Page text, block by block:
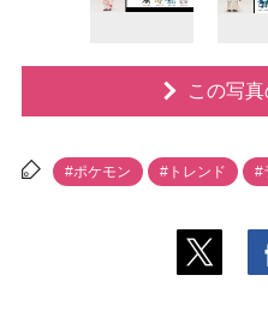
この写
#ポケモン #トレンド #